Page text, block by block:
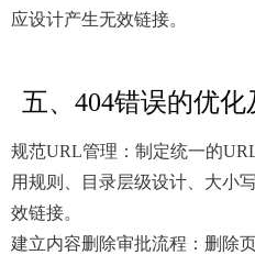
应设计产生无效链接。
五、404错误的优化
规范URL管理：制定统一的
用规则、目录层级设计、大小
效链接。
建立内容删除审批流程：删除